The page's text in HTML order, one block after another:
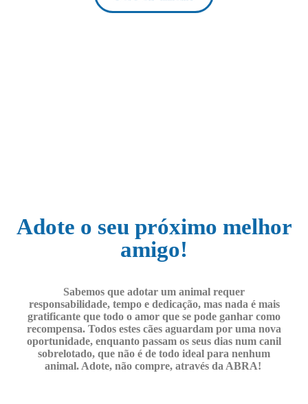
Adote o seu próximo melhor
amigo!
Sabemos que adotar um animal requer
responsabilidade, tempo e dedicação, mas nada é mais
gratificante que todo o amor que se pode ganhar como
recompensa. Todos estes cães aguardam por uma nova
oportunidade, enquanto passam os seus dias num canil
sobrelotado, que não é de todo ideal para nenhum
animal. Adote, não compre, através da ABRA!